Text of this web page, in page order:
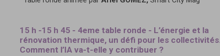
15 h -15 h 45 - 4eme table ronde - L’énergie et la
rénovation thermique, un défi pour les
Comment l’IA va-t-elle y contribuer ?